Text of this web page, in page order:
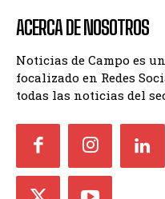
ACERCA DE NOSOTROS
Noticias de Campo es
focalizado en Redes
todas las noticias del